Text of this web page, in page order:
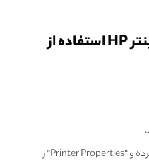
5. پیدا کردن آدرس IP پرینتر HP استفاده از
روی پرینتر HP خود کلیک راست کرده و “Printer Properties” را